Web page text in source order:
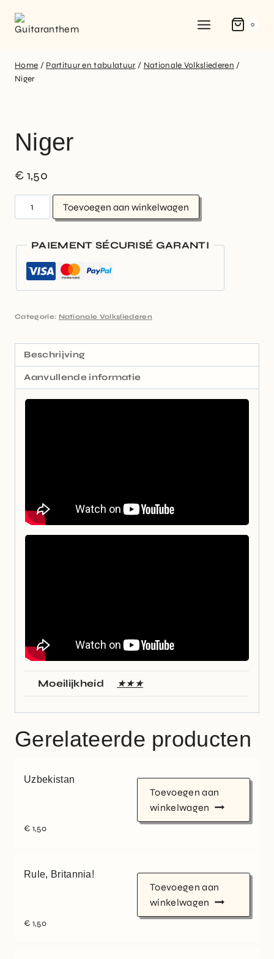
0
Home / Partituur en tabulatuur / Nationale Volksliederen /
Niger
Niger
€ 1,50
Toevoegen aan winkelwagen
PAIEMENT SÉCURISÉ GARANTI
Categorie: Nationale Volksliederen
Beschrijving
Aanvullende informatie
Moeilijkheid ★★★
Gerelateerde producten
Uzbekistan
€ 1,50
Toevoegen aan
winkelwagen
Rule, Britannia!
€ 1,50
Toevoegen aan
winkelwagen